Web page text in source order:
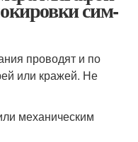
сим-
проводят и по
или кражей. Не
механическим